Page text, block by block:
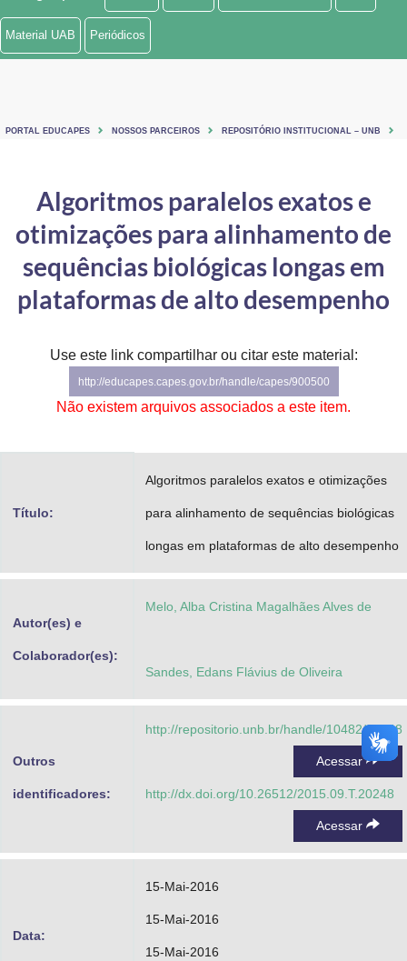
Ministério de Minas e Energia
Controladoria-Geral da União
Ministério da Mulher, da Família e dos Direitos Humanos
Secretaria-Geral
Gabinete de Segurança Institucional
Material UAB Periódicos
PORTAL EDUCAPES NOSSOS PARCEIROS REPOSITÓRIO INSTITUCIONAL – UNB
Algoritmos paralelos exatos e
otimizações para alinhamento de
sequências biológicas longas em
plataformas de alto desempenho
Use este link compartilhar ou citar este material:
http://educapes.capes.gov.br/handle/capes/900500
Não existem arquivos associados a este item.
Título:
Algoritmos paralelos exatos e otimizações
para alinhamento de sequências biológicas
longas em plataformas de alto desempenho
Autor(es) e
Colaborador(es):
Melo, Alba Cristina Magalhães Alves de
Sandes, Edans Flávius de Oliveira
Outros
identificadores:
http://repositorio.unb.br/handle/10482/20248
Acessar
http://dx.doi.org/10.26512/2015.09.T.20248
Acessar
Data:
15-Mai-2016
15-Mai-2016
15-Mai-2016